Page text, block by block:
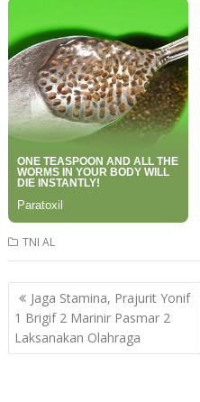
TNI AL
Post
navigation
Jaga Stamina, Prajurit Yonif
1 Brigif 2 Marinir Pasmar 2
Laksanakan Olahraga